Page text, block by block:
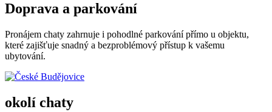
Doprava a parkování
Pronájem chaty zahrnuje i pohodlné parkování přímo u objektu,
které zajišťuje snadný a bezproblémový přístup k vašemu
ubytování.
okolí chaty